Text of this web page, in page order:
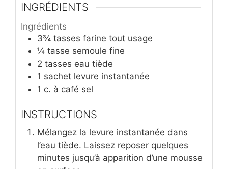
INGRÉDIENTS
Ingrédients
3¾ tasses farine tout usage
¼ tasse semoule fine
2 tasses eau tiède
1 sachet levure instantanée
1 c. à café sel
INSTRUCTIONS
Mélangez la levure instantanée dans
l’eau tiède. Laissez reposer quelques
minutes jusqu’à apparition d’une mousse